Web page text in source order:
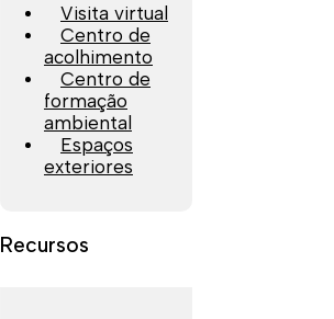
Visita virtual
Centro de
acolhimento
Centro de
formação
ambiental
Espaços
exteriores
Recursos